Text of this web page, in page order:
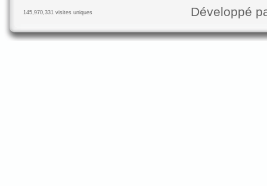
145,970,331 visites uniques Développé